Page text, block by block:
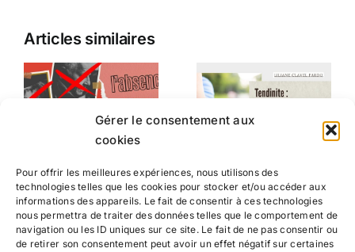
Gérer le consentement aux
cookies
Pour offrir les meilleures expériences, nous utilisons des
technologies telles que les cookies pour stocker et/ou accéder aux
informations des appareils. Le fait de consentir à ces technologies
nous permettra de traiter des données telles que le comportement de
navigation ou les ID uniques sur ce site. Le fait de ne pas consentir ou
de retirer son consentement peut avoir un effet négatif sur certaines
Articles similaires